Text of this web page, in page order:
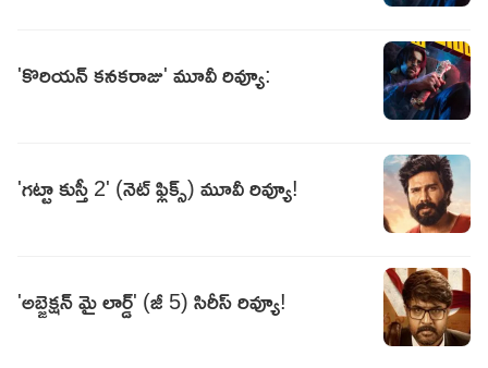
'కొరియన్‌ కనకరాజు' మూవీ రివ్యూ:
'గట్టా కుస్తీ 2' (నెట్ ఫ్లిక్స్) మూవీ రివ్యూ!
'అబ్జెక్షన్ మై లార్డ్' (జీ 5) సిరీస్ రివ్యూ!